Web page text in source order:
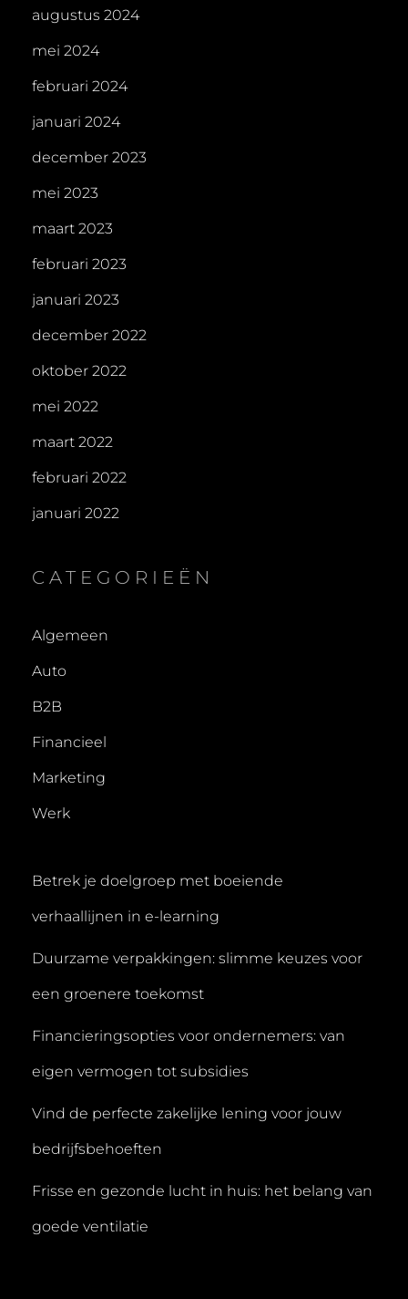
augustus 2024
mei 2024
februari 2024
januari 2024
december 2023
mei 2023
maart 2023
februari 2023
januari 2023
december 2022
oktober 2022
mei 2022
maart 2022
februari 2022
januari 2022
CATEGORIEËN
Algemeen
Auto
B2B
Financieel
Marketing
Werk
Betrek je doelgroep met boeiende
verhaallijnen in e-learning
Duurzame verpakkingen: slimme keuzes voor
een groenere toekomst
Financieringsopties voor ondernemers: van
eigen vermogen tot subsidies
Vind de perfecte zakelijke lening voor jouw
bedrijfsbehoeften
Frisse en gezonde lucht in huis: het belang van
goede ventilatie